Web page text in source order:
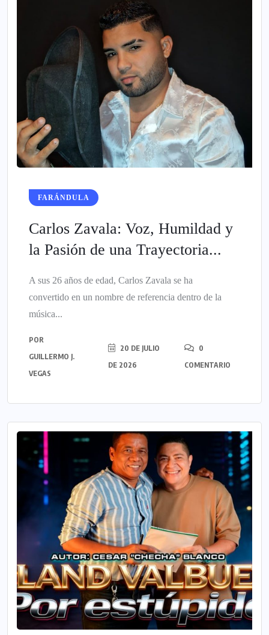
FARÁNDULA
Carlos Zavala: Voz, Humildad y
la Pasión de una Trayectoria...
A sus 26 años de edad, Carlos Zavala se ha
convertido en un nombre de referencia dentro de la
música...
POR
GUILLERMO J.
VEGAS
20 DE JULIO
DE 2026
0
COMENTARIO